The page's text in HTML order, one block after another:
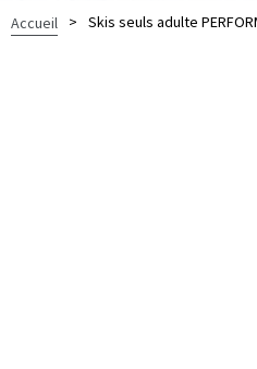
Accueil > Skis seuls adulte